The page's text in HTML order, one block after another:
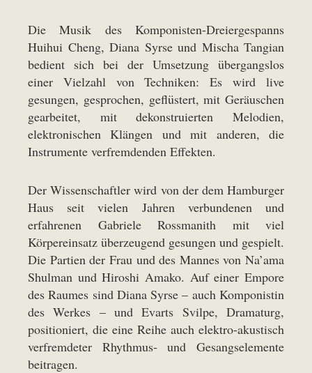
Die Musik des Komponisten-Dreiergespanns
Huihui Cheng, Diana Syrse und Mischa Tangian
bedient sich bei der Umsetzung übergangslos
einer Vielzahl von Techniken: Es wird live
gesungen, gesprochen, geflüstert, mit Geräuschen
gearbeitet, mit dekonstruierten Melodien,
elektronischen Klängen und mit anderen, die
Instrumente verfremdenden Effekten.
Der Wissenschaftler wird von der dem Hamburger
Haus seit vielen Jahren verbundenen und
erfahrenen Gabriele Rossmanith mit viel
Körpereinsatz überzeugend gesungen und gespielt.
Die Partien der Frau und des Mannes von Na’ama
Shulman und Hiroshi Amako. Auf einer Empore
des Raumes sind Diana Syrse – auch Komponistin
des Werkes – und Evarts Svilpe, Dramaturg,
positioniert, die eine Reihe auch elektro-akustisch
verfremdeter Rhythmus- und Gesangselemente
beitragen.